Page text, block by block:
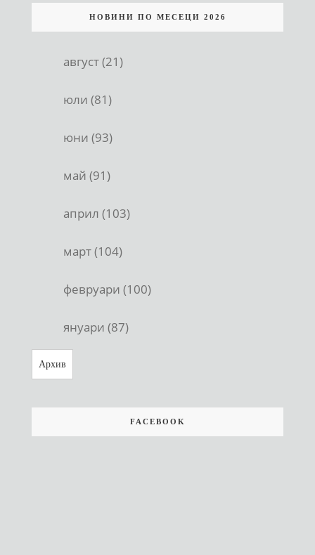
НОВИНИ ПО МЕСЕЦИ 2026
август (21)
юли (81)
юни (93)
май (91)
април (103)
март (104)
февруари (100)
януари (87)
Архив
FACEBOOK